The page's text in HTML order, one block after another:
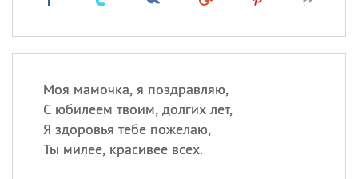
Моя мамочка, я поздравляю,
С юбилеем твоим, долгих лет,
Я здоровья тебе пожелаю,
Ты милее, красивее всех.